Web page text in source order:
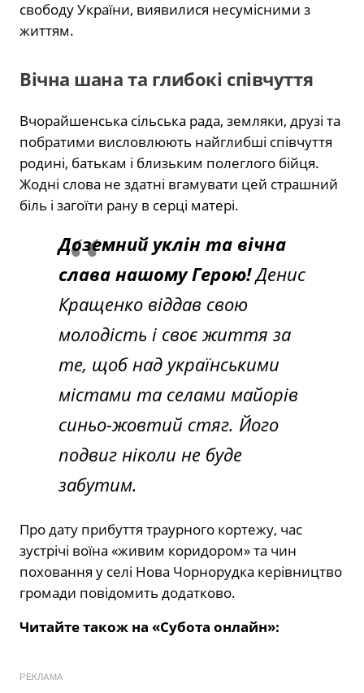
свободу України, виявилися несумісними з
життям.
Вічна шана та глибокі співчуття
Вчорайшенська сільська рада, земляки, друзі та
побратими висловлюють найглибші співчуття
родині, батькам і близьким полеглого бійця.
Жодні слова не здатні вгамувати цей страшний
біль і загоїти рану в серці матері.
Доземний уклін та вічна
слава нашому Герою!Денис
Кращенко віддав свою
молодість і своє життя за
те, щоб над українськими
містами та селами майорів
синьо-жовтий стяг. Його
подвиг ніколи не буде
забутим.
Про дату прибуття траурного кортежу, час
зустрічі воїна «живим коридором» та чин
поховання у селі Нова Чорнорудка керівництво
громади повідомить додатково.
Читайте також на «Субота онлайн»:
РЕКЛАМА